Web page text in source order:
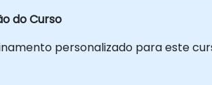
do Curso
personalizado para este